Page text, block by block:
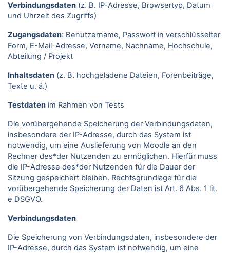
Verbindungsdaten (z. B. IP-Adresse, Browsertyp, Datum
und Uhrzeit des Zugriffs)
Zugangsdaten: Benutzername, Passwort in verschlüsselter
Form, E-Mail-Adresse, Vorname, Nachname, Hochschule,
Abteilung / Projekt
Inhaltsdaten (z. B. hochgeladene Dateien, Forenbeiträge,
Texte u. ä.)
Testdaten im Rahmen von Tests
Die vorübergehende Speicherung der Verbindungsdaten,
insbesondere der IP-Adresse, durch das System ist
notwendig, um eine Auslieferung von Moodle an den
Rechner des*der Nutzenden zu ermöglichen. Hierfür muss
die IP-Adresse des*der Nutzenden für die Dauer der
Sitzung gespeichert bleiben. Rechtsgrundlage für die
vorübergehende Speicherung der Daten ist Art. 6 Abs. 1 lit.
e DSGVO.
Verbindungsdaten
Die Speicherung von Verbindungsdaten, insbesondere der
IP-Adresse, durch das System ist notwendig, um eine